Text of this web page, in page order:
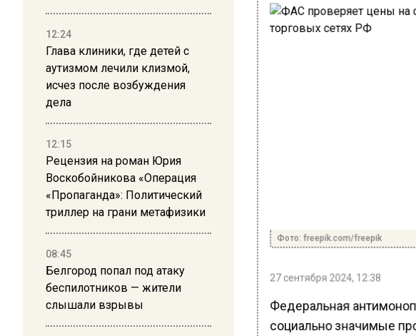
12:24
Глава клиники, где детей с
аутизмом лечили клизмой,
исчез после возбуждения
дела
12:15
Рецензия на роман Юрия
Воскобойникова «Операция
«Пропаганда»: Политический
триллер на грани метафизики
08:45
Белгород попал под атаку
беспилотников — жители
слышали взрывы
Фото: freepik.com/freepik
27 сентября 2024, 12:38
Федеральная
социально значимые